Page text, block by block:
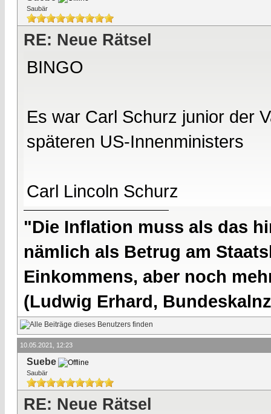
Saubär
RE: Neue Rätsel
BINGO
Es war Carl Schurz junior der
späteren US-Innenministers
Carl Lincoln Schurz
"Die Inflation muss als das
nämlich als Betrug am
Einkommens, aber noch
(Ludwig Erhard,
10.05.2021, 12:23
Suebe
Saubär
RE: Neue Rätsel